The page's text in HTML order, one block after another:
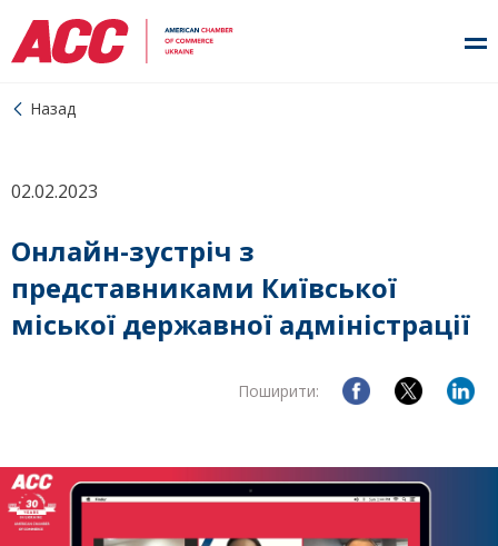
Назад
02.02.2023
Онлайн-зустріч з
представниками Київської
міської державної адміністрації
Поширити: